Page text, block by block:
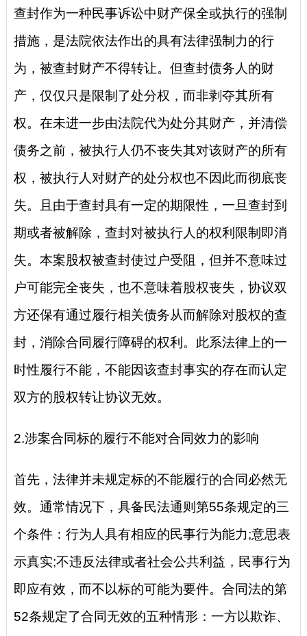
查封作为一种民事诉讼中财产保全或执行的强制
措施，是法院依法作出的具有法律强制力的行
为，被查封财产不得转让。但查封债务人的财
产，仅仅只是限制了处分权，而非剥夺其所有
权。在未进一步由法院代为处分其财产，并清偿
债务之前，被执行人仍不丧失其对该财产的所有
权，被执行人对财产的处分权也不因此而彻底丧
失。且由于查封具有一定的期限性，一旦查封到
期或者被解除，查封对被执行人的权利限制即消
失。本案股权被查封使过户受阻，但并不意味过
户可能完全丧失，也不意味着股权丧失，协议双
方还保有通过履行相关债务从而解除对股权的查
封，消除合同履行障碍的权利。此系法律上的一
时性履行不能，不能因该查封事实的存在而认定
双方的股权转让协议无效。
2.涉案合同标的履行不能对合同效力的影响
首先，法律并未规定标的不能履行的合同必然无
效。通常情况下，具备民法通则第55条规定的三
个条件：行为人具有相应的民事行为能力;意思表
示真实;不违反法律或者社会公共利益，民事行为
即应有效，而不以标的可能为要件。合同法的第
52条规定了合同无效的五种情形：一方以欺诈、